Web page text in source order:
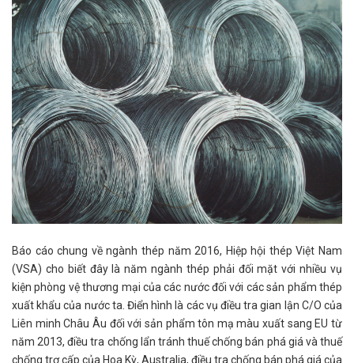
Báo cáo chung về ngành thép năm 2016, Hiệp hội thép Việt Nam
(VSA) cho biết đây là năm ngành thép phải đối mặt với nhiều vụ
kiện phòng vệ thương mại của các nước đối với các sản phẩm thép
xuất khẩu của nước ta. Điển hình là các vụ điều tra gian lận C/O của
Liên minh Châu Âu đối với sản phẩm tôn mạ màu xuất sang EU từ
năm 2013, điều tra chống lẩn tránh thuế chống bán phá giá và thuế
chống trợ cấp của Hoa Kỳ, Australia, điều tra chống bán phá giá của